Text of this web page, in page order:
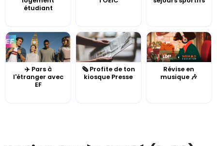
étudiant
✈️ Pars à
l'étranger avec
EF
🗞️ Profite de ton
kiosque Presse
Révise en
musique 🎶